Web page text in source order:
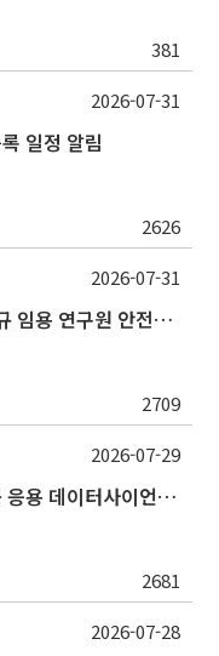
381
일정 알림
2626
2026-07-31
2026년 2학기 대학원 신입생 및 신규 임용 연구원 안전환경교육(신규교육) 실시 안내
2709
2026-07-31
2026학년도 2학기 대학원 융합전공 응용 데이터사이언스 선발 계획 알림
2681
2026-07-29
2026-07-28